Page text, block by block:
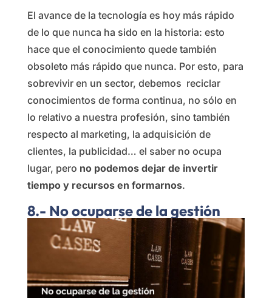
El avance de la tecnología es hoy más rápido
de lo que nunca ha sido en la historia: esto
hace que el conocimiento quede también
obsoleto más rápido que nunca. Por esto, para
sobrevivir en un sector, debemos reciclar
conocimientos de forma continua, no sólo en
lo relativo a nuestra profesión, sino también
respecto al marketing, la adquisición de
clientes, la publicidad… el saber no ocupa
lugar, pero no podemos dejar de invertir
tiempo y recursos en formarnos.
8.- No ocuparse de la gestión